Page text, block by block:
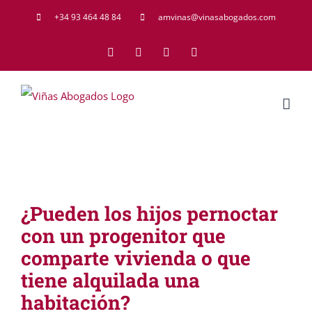
+34 93 464 48 84 amvinas@vinasabogados.com
FacebookTwitter LinkedIn
¿Pueden los hijos pernoctar
con un progenitor que
comparte vivienda o que
tiene alquilada una
habitación?